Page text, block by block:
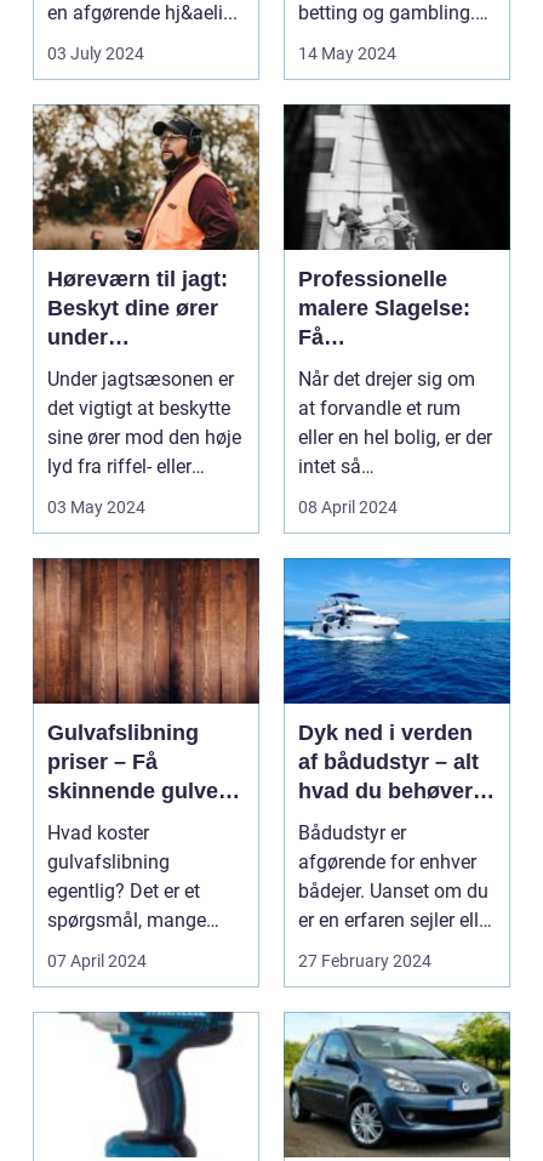
en afgørende hj&aeli...
03 July 2024
betting og gambling.
Med en his...
14 May 2024
Høreværn til jagt:
Beskyt dine ører
under
jagtsæsonen
Under jagtsæsonen er
det vigtigt at beskytte
sine ører mod den høje
lyd fra riffel- eller
haglgevære...
03 May 2024
Professionelle
malere Slagelse:
Få
kvalitetsmalerarbej
de til dit hjem eller
virksomhed
Når det drejer sig om
at forvandle et rum
eller en hel bolig, er der
intet så
transformerende som
08 April 2024
Gulvafslibning
priser – Få
skinnende gulve til
konkurrencedygtig
e priser
Hvad koster
gulvafslibning
egentlig? Det er et
spørgsmål, mange
stilfærdigt stiller sig
selv, når de...
07 April 2024
Dyk ned i verden
af bådudstyr – alt
hvad du behøver
til din båd
Bådudstyr er
afgørende for enhver
bådejer. Uanset om du
er en erfaren sejler eller
nybegynder, er de...
27 February 2024